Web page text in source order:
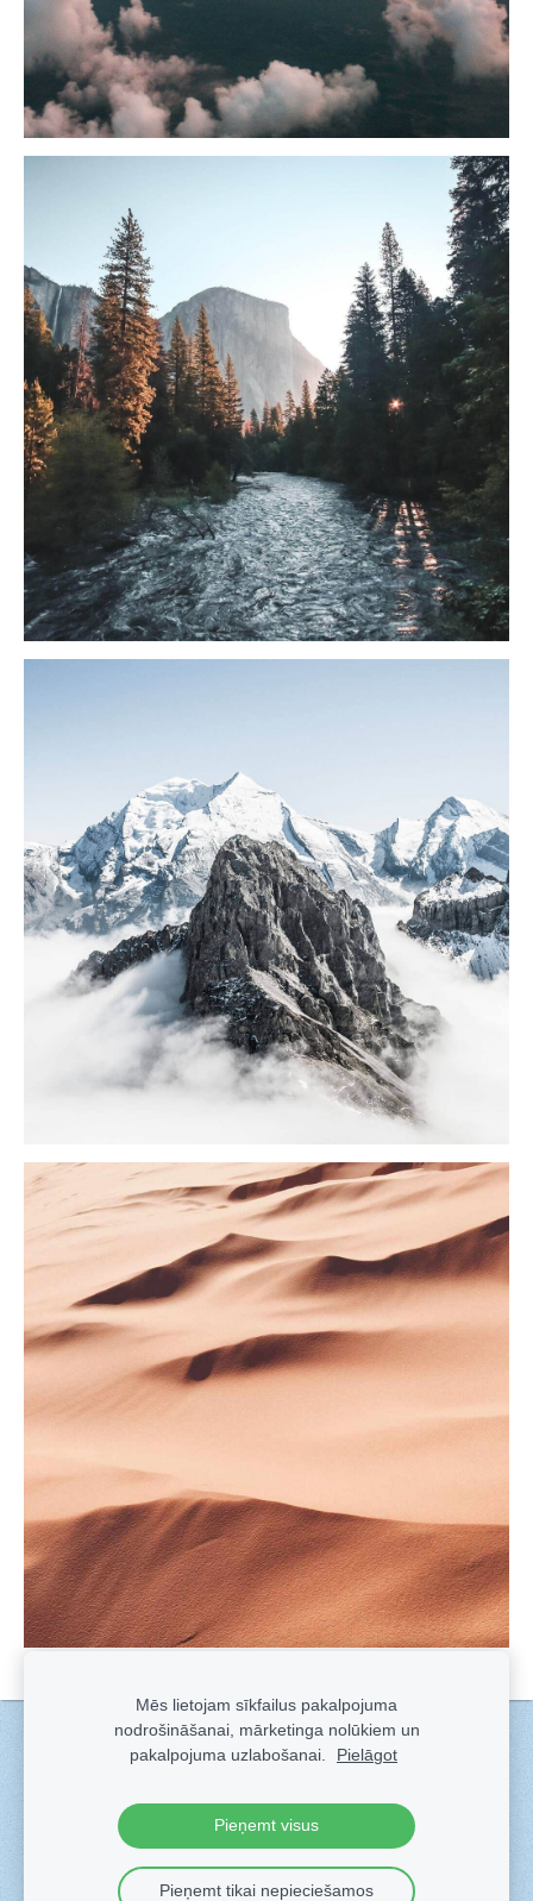
Sīkdatnes
Veidots arSadarbe- labo mājas lapu ģeneratoru.
Mēs lietojam sīkfailus pakalpojuma
nodrošināšanai, mārketinga nolūkiem un
pakalpojuma uzlabošanai.
Pielāgot
Pieņemt visus
Pieņemt tikai nepieciešamos